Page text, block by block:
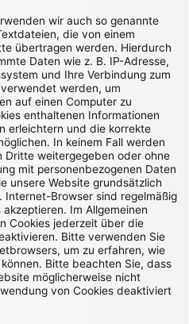
wir auch so genannte
die von einem
übertragen werden. Hierdurch
Daten wie z. B. IP-Adresse,
und Ihre Verbindung zum
werden, um
auf einen Computer zu
enthaltenen Informationen
erleichtern und die korrekte
In keinem Fall werden
Dritte weitergegeben oder ohne
mit personenbezogenen Daten
unsere Website grundsätzlich
Browser sind regelmäßig
Im Allgemeinen
Cookies jederzeit über die
Bitte verwenden Sie
um zu erfahren, wie
Bitte beachten Sie, dass
möglicherweise nicht
von Cookies deaktiviert